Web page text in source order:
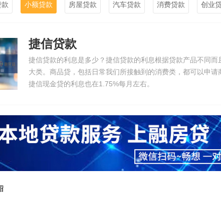
小额贷款 房屋贷款 汽车贷款 消费贷款 创业
捷信贷款
捷信贷款的利息是多少？捷信贷款的利息根据贷款产品不同
大类。商品贷，包括日常我们所接触到的消费类，都可以申
捷信现金贷的利息也在1.75%每月左右。